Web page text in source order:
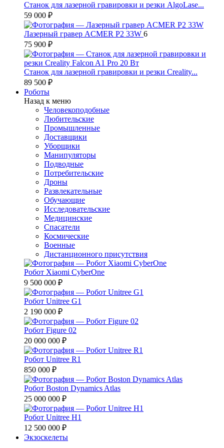
Станок для лазерной гравировки и резки AlgoLase...
59 000 ₽
Лазерный гравер ACMER P2 33W 6
75 900 ₽
Станок для лазерной гравировки и резки Creality...
89 500 ₽
Роботы
Назад к меню
Человекоподобные
Любительские
Промышленные
Доставщики
Уборщики
Манипуляторы
Подводные
Потребительские
Дроны
Развлекательные
Обучающие
Исследовательские
Медицинские
Спасатели
Космические
Военные
Дистанционного присутствия
Робот Xiaomi CyberOne
9 500 000 ₽
Робот Unitree G1
2 190 000 ₽
Робот Figure 02
20 000 000 ₽
Робот Unitree R1
850 000 ₽
Робот Boston Dynamics Atlas
25 000 000 ₽
Робот Unitree H1
12 500 000 ₽
Экзоскелеты